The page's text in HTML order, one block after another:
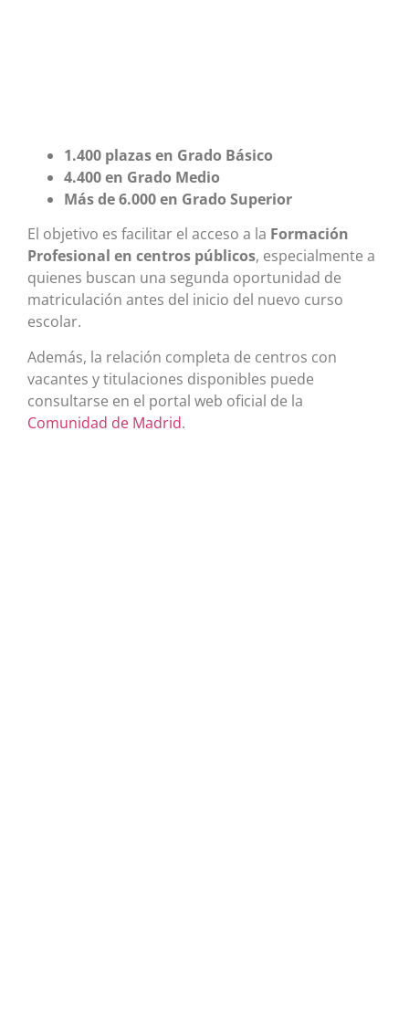
1.400 plazas en Grado Básico
4.400 en Grado Medio
Más de 6.000 en Grado Superior
El objetivo es facilitar el acceso a la Formación
Profesional en centros públicos, especialmente a
quienes buscan una segunda oportunidad de
matriculación antes del inicio del nuevo curso
escolar.
Además, la relación completa de centros con
vacantes y titulaciones disponibles puede
consultarse en el portal web oficial de la
Comunidad de Madrid.